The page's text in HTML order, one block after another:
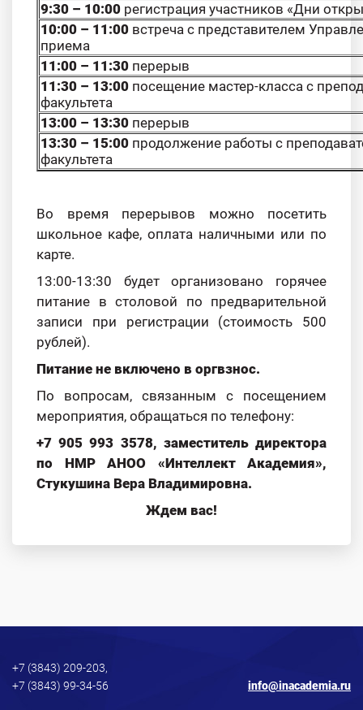
9:30 – 10:00 регистрация участников «Дни
10:00 – 11:00 встреча с представителем
приема
11:00 – 11:30 перерыв
11:30 – 13:00 посещение мастер-класса с
факультета
13:00 – 13:30 перерыв
13:30 – 15:00 продолжение работы с
факультета
Во время перерывов можно посетить
школьное кафе, оплата наличными или по
карте.
13:00-13:30 будет организовано горячее
питание в столовой по предварительной
записи при регистрации (стоимость 500
рублей).
Питание не включено в оргвзнос.
По вопросам, связанным с посещением
мероприятия, обращаться по телефону:
+7 905 993 3578, заместитель директора
по НМР АНОО «Интеллект Академия»,
Стукушина Вера Владимировна.
Ждем вас!
+7 (3843) 209-203,
+7 (3843) 99-34-56
info@inacademia.ru